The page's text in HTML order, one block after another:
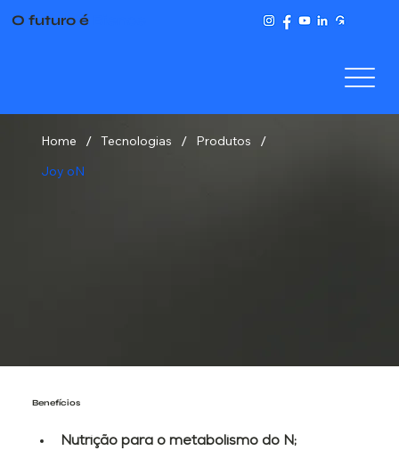
O futuro é
Home / Tecnologias / Produtos /
Joy oN
Benefícios
Nutrição para o metabolismo do N;